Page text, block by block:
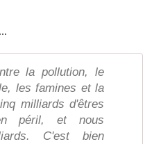
la pollution, le
les famines et la
milliards d'êtres
péril, et nous
C'est bien